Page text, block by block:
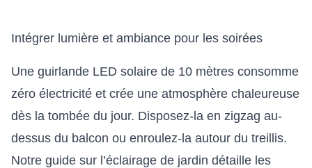
Intégrer lumière et ambiance pour les soirées
Une guirlande LED solaire de 10 mètres consomme
zéro électricité et crée une atmosphère chaleureuse
dès la tombée du jour. Disposez-la en zigzag au-
dessus du balcon ou enroulez-la autour du treillis.
Notre guide sur l’éclairage de jardin détaille les